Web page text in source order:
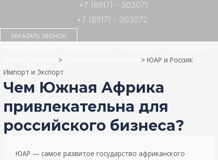
+7 (8617) - 303071
+7 (8617) - 303072
ЗАКАЗАТЬ ЗВОНОК
> >ЮАР и Россия:
Импорт и Экспорт
Чем Южная Африка
привлекательна для
российского бизнеса?
ЮАР — самое развитое государство африканского